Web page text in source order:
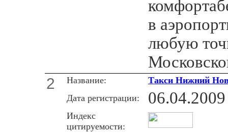
в
любую
2 Название:
Такси Нижний
Дата регистрации:
06.04.2009
Индекс
цитируемости: